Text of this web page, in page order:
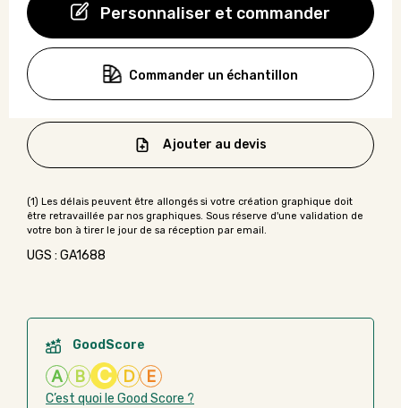
Personnaliser et commander
Commander un échantillon
Ajouter au devis
UGS : GA1688
GoodScore
A B C D E
C’est quoi le Good Score ?